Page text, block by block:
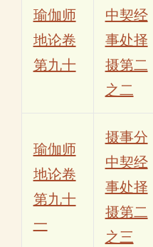
瑜伽师
地论卷
第九十
中契经
事处择
摄第二
之二
瑜伽师
地论卷
第九十
一
摄事分
中契经
事处择
摄第二
之三